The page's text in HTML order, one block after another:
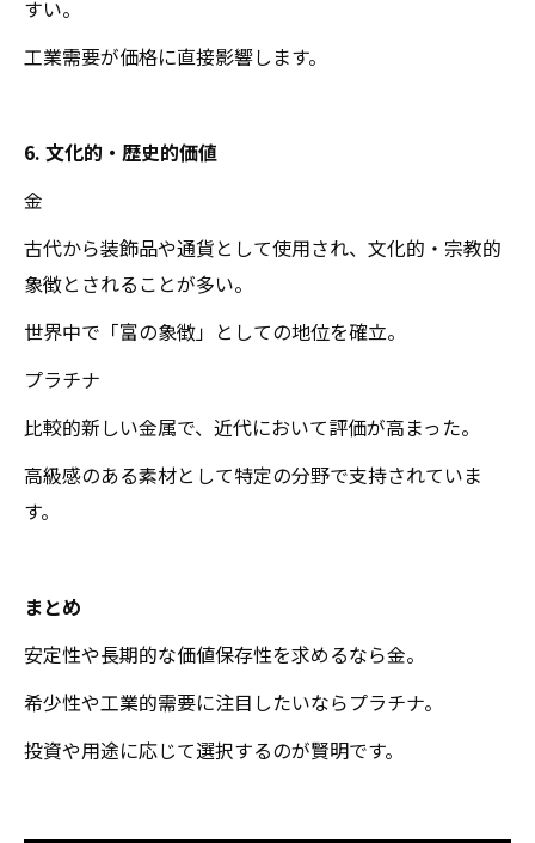
すい。
工業需要が価格に直接影響します。
6. 文化的・歴史的価値
金
古代から装飾品や通貨として使用され、文化的・宗教的
象徴とされることが多い。
世界中で「富の象徴」としての地位を確立。
プラチナ
比較的新しい金属で、近代において評価が高まった。
高級感のある素材として特定の分野で支持されていま
す。
まとめ
安定性や長期的な価値保存性を求めるなら金。
希少性や工業的需要に注目したいならプラチナ。
投資や用途に応じて選択するのが賢明です。